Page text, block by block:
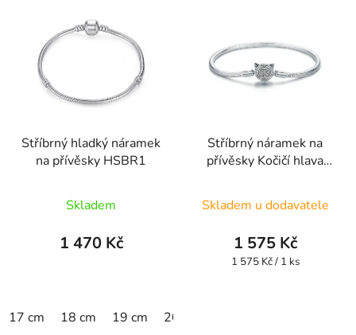
Stříbrný hladký náramek
na přívěsky HSBR1
hodnocení
produktu
5
Skladem
1 470 Kč
17 cm 18 cm 19 cm 20 cm
Stříbrný náramek na
přívěsky Kočičí hlava
Skladem u dodavatele
1 575 Kč
Měrná
1 575 Kč / 1 ks